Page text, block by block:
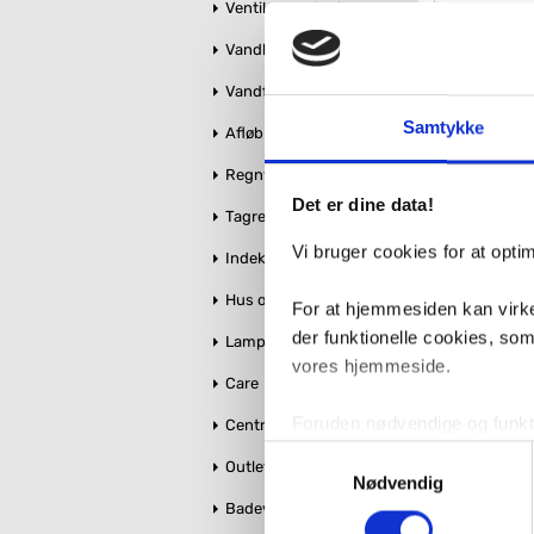
Samtykke
Det er dine data!
Vi bruger cookies for at
For at hjemmesiden kan
der funktionelle cookies,
vores hjemmeside.
med henblik på
Nødvendig
Ventiler og stophaner
Vandbehandling
Vandforsyning
Afløb og kloak
Regnvandshåndtering
Tagrender
Indeklima
Hus og Have
Lamper
Care
Centralstøvsuger
Outlet
Badeværelse makeover
Levering 1-2
Fragt 65,-